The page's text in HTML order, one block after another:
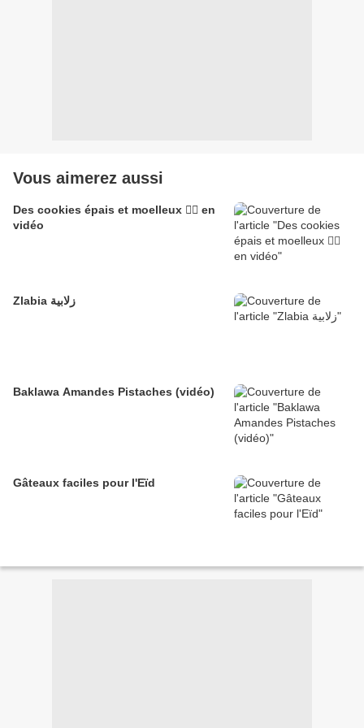
Vous aimerez aussi
Des cookies épais et moelleux 👌🏽 en
vidéo
Zlabia زلابية
Baklawa Amandes Pistaches (vidéo)
Gâteaux faciles pour l'Eïd